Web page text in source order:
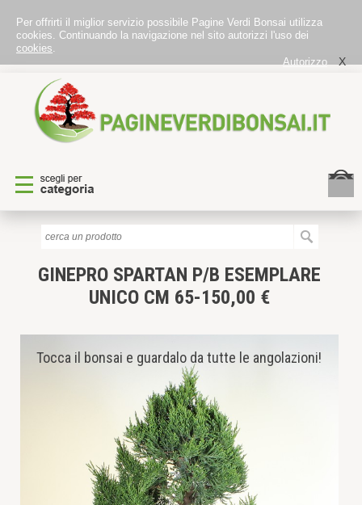
Per offrirti il miglior servizio possibile Pagine Verdi Bonsai utilizza
cookies. Continuando la navigazione nel sito autorizzi l'uso dei
cookies.
Autorizzo
X
GINEPRO SPARTAN P/B ESEMPLARE
UNICO CM 65-150,00 €
Tocca il bonsai e guardalo da tutte le angolazioni!